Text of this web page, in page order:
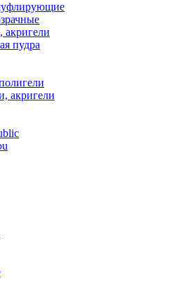
акригели
пудра
акригели